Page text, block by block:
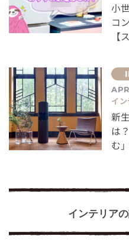
小
コ
【
イ
新
は
む
インテリア